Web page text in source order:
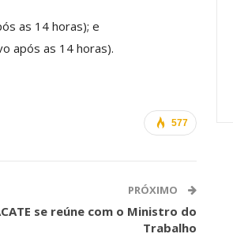
as 14 horas); e
após as 14 horas).
577
PRÓXIMO
se reúne com o Ministro do
Trabalho
Importância…